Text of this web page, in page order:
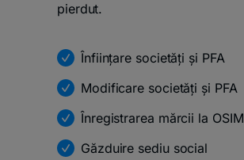
pierdut.
Înființare societăți și PFA
Modificare societăți și PFA
Înregistrarea mărcii la OSIM
Găzduire sediu social